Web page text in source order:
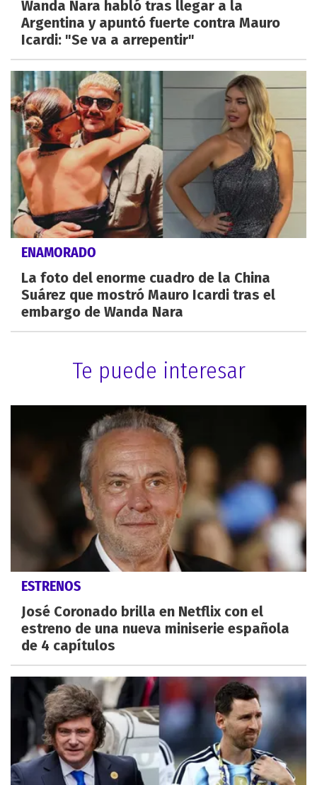
Wanda Nara habló tras llegar a la
Argentina y apuntó fuerte contra Mauro
Icardi: "Se va a arrepentir"
ENAMORADO
La foto del enorme cuadro de la China
Suárez que mostró Mauro Icardi tras el
embargo de Wanda Nara
Te puede interesar
ESTRENOS
José Coronado brilla en Netflix con el
estreno de una nueva miniserie española
de 4 capítulos